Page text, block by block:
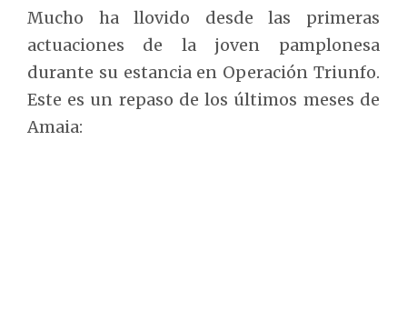
Mucho ha llovido desde las primeras
actuaciones de la joven pamplonesa
durante su estancia en Operación Triunfo.
Este es un repaso de los últimos meses de
Amaia: